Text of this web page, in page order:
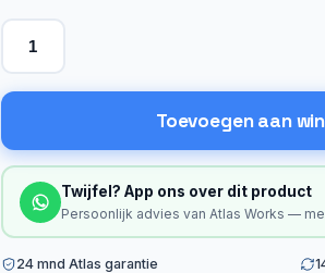
Toevoegen aan
Twijfel? App ons over dit product
Persoonlijk advies van Atlas Works —
24 mnd Atlas garantie